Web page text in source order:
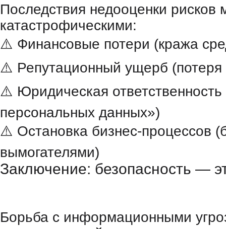
Последствия недооценки рисков
катастрофическими:
⚠️ Финансовые потери (кража
⚠️ Репутационный ущерб (потеря
⚠️ Юридическая
персональных данных»)
⚠️ Остановка бизнес-процессов
вымогателями)
Заключение: безопасность —
Борьба с информационными